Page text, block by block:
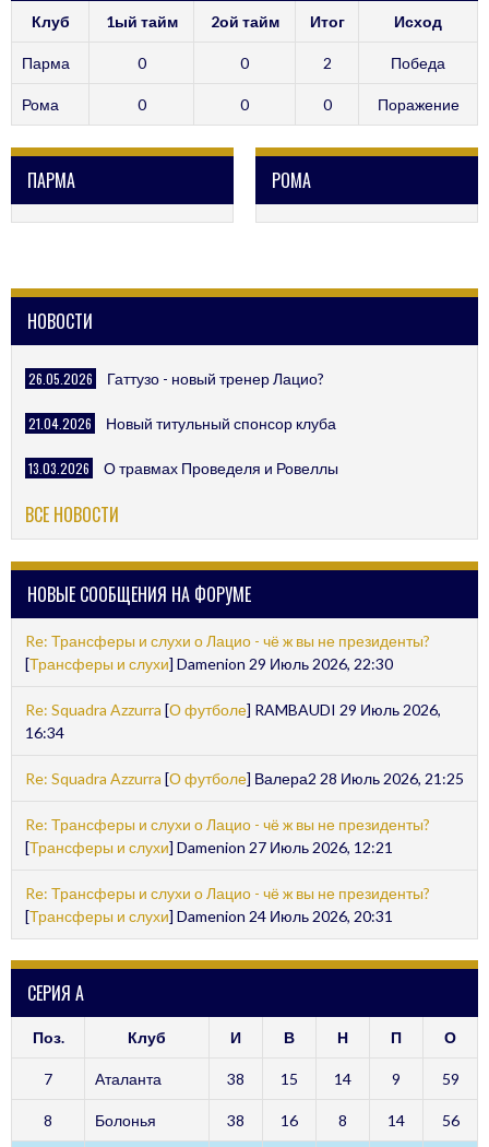
Клуб 1ый тайм 2ой тайм Итог Исход
Парма 0 0 2 Победа
Рома 0 0 0 Поражение
ПАРМА РОМА
НОВОСТИ
26.05.2026 Гаттузо - новый тренер Лацио?
21.04.2026 Новый титульный спонсор клуба
13.03.2026 О травмах Проведеля и Ровеллы
ВСЕ НОВОСТИ
НОВЫЕ СООБЩЕНИЯ НА ФОРУМЕ
Re: Трансферы и слухи о Лацио - чё ж вы не президенты?
[Трансферы и слухи] Damenion 29 Июль 2026, 22:30
Re: Squadra Azzurra [О футболе] RAMBAUDI 29 Июль 2026,
16:34
Re: Squadra Azzurra [О футболе] Валера2 28 Июль 2026, 21:25
Re: Трансферы и слухи о Лацио - чё ж вы не президенты?
[Трансферы и слухи] Damenion 27 Июль 2026, 12:21
Re: Трансферы и слухи о Лацио - чё ж вы не президенты?
[Трансферы и слухи] Damenion 24 Июль 2026, 20:31
СЕРИЯ А
Поз. Клуб И В Н П О
7 Аталанта 38 15 14 9 59
8 Болонья 38 16 8 14 56